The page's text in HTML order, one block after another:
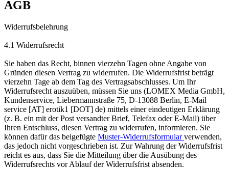
AGB
Widerrufsbelehrung
4.1 Widerrufsrecht
Sie haben das Recht, binnen vierzehn Tagen ohne Angabe von
Gründen diesen Vertrag zu widerrufen. Die Widerrufsfrist beträgt
vierzehn Tage ab dem Tag des Vertragsabschlusses. Um Ihr
Widerrufsrecht auszuüben, müssen Sie uns (LOMEX Media GmbH,
Kundenservice, Liebermannstraße 75, D-13088 Berlin, E-Mail
service [AT] erotik1 [DOT] de) mittels einer eindeutigen Erklärung
(z. B. ein mit der Post versandter Brief, Telefax oder E-Mail) über
Ihren Entschluss, diesen Vertrag zu widerrufen, informieren. Sie
können dafür das beigefügte Muster-Widerrufsformularverwenden,
das jedoch nicht vorgeschrieben ist. Zur Wahrung der Widerrufsfrist
reicht es aus, dass Sie die Mitteilung über die Ausübung des
Widerrufsrechts vor Ablauf der Widerrufsfrist absenden.